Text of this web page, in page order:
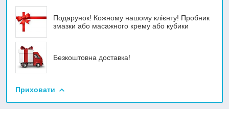
Подарунок! Кожному нашому клієнту! Пробник
змазки або масажного крему або кубики
Безкоштовна доставка!
Приховати